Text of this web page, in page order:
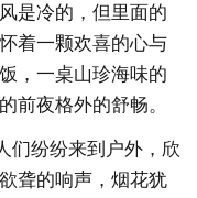
是冷的，但里面的
着一颗欢喜的心与
，一桌山珍海味的
前夜格外的舒畅。
们纷纷来到户外，欣
聋的响声，烟花犹